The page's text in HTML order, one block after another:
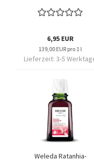
6,95 EUR
139,00 EUR pro 1 l
Lieferzeit: 3-5
Weleda Ratanhia-